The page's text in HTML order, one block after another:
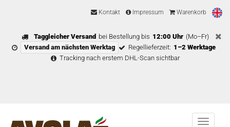
Kontakt Impressum Warenkorb
Taggleicher Versand bei Bestellung bis 12:00 Uhr (Mo–Fr)
Versand am nächsten Werktag
Regellieferzeit: 1–2 Werktage
Tracking nach erstem DHL-Scan sichtbar
Menu